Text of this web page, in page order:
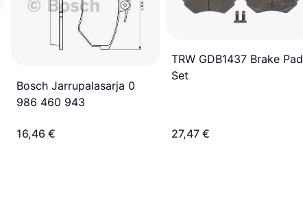
Bosch Jarrupalasarja 0
986 460 943
16,46 €
TRW GDB1437 Brake Pad
Set
27,47 €